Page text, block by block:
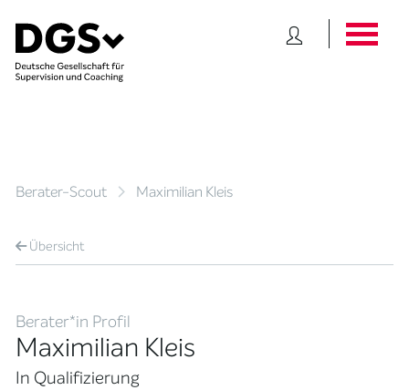
Berater-Scout Maximilian Kleis
Übersicht
Berater*in Profil
Maximilian Kleis
In Qualifizierung